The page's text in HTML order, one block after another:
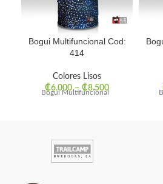
Bogui Multifuncional Cod:
414
Colores Lisos
₡6.000–₡8.500
Bogui Multifuncional